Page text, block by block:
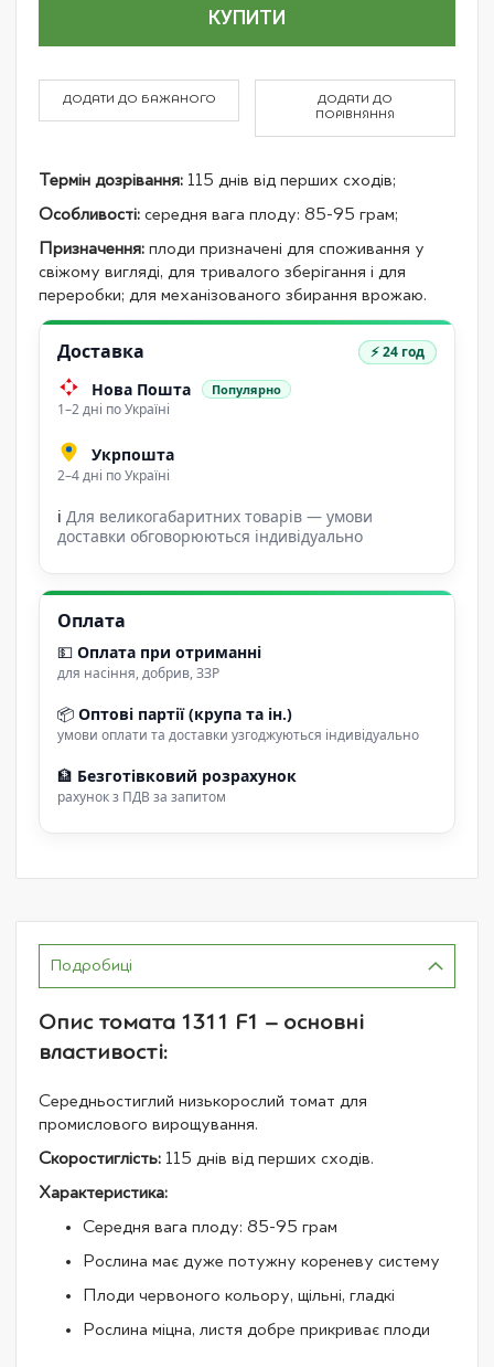
КУПИТИ
ДОДАТИ ДО БАЖАНОГО
ДОДАТИ ДО
ПОРІВНЯННЯ
Термін дозрівання: 115 днів від перших сходів;
Особливості: середня вага плоду: 85-95 грам;
Призначення: плоди призначені для споживання у
свіжому вигляді, для тривалого зберігання і для
переробки; для механізованого збирання врожаю.
Доставка ⚡ 24 год
Нова Пошта Популярно
1–2 дні по Україні
Укрпошта
2–4 дні по Україні
ℹ Для великогабаритних товарів — умови
доставки обговорюються індивідуально
Оплата
💵 Оплата при отриманні
для насіння, добрив, ЗЗР
📦 Оптові партії (крупа та ін.)
умови оплати та доставки узгоджуються індивідуально
🏦 Безготівковий розрахунок
рахунок з ПДВ за запитом
Подробиці
Опис томата 1311 F1 – основні
властивості:
Середньостиглий низькорослий томат для
промислового вирощування.
Скоростиглість: 115 днів від перших сходів.
Характеристика:
Середня вага плоду: 85-95 грам
Рослина має дуже потужну кореневу систему
Плоди червоного кольору, щільні, гладкі
Рослина міцна, листя добре прикриває плоди